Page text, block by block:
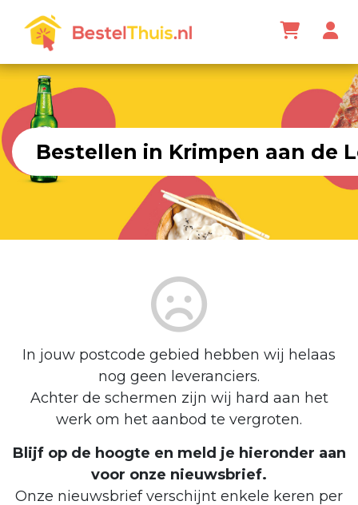
Bestellen in Krimpen aan de
In jouw postcode gebied hebben wij helaas
nog geen leveranciers.
Achter de schermen zijn wij hard aan het
werk om het aanbod te vergroten.
Blijf op de hoogte en meld je hieronder aan
voor onze nieuwsbrief.
Onze nieuwsbrief verschijnt enkele keren per